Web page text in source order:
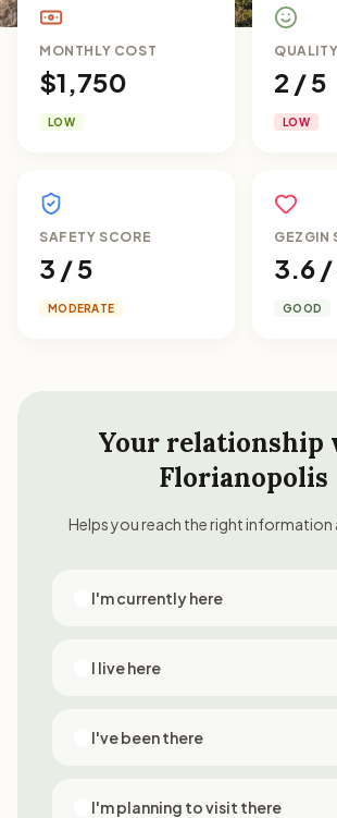
MONTHLY COST
$1,750
LOW
2 / 5
LOW
SAFETY SCORE
3 / 5
MODERATE
GEZGIN
3.6 /
GOOD
Your relationship
Florianopolis
Helps you reach the right information
I'm currently here
I live here
I've been there
I'm planning to visit there